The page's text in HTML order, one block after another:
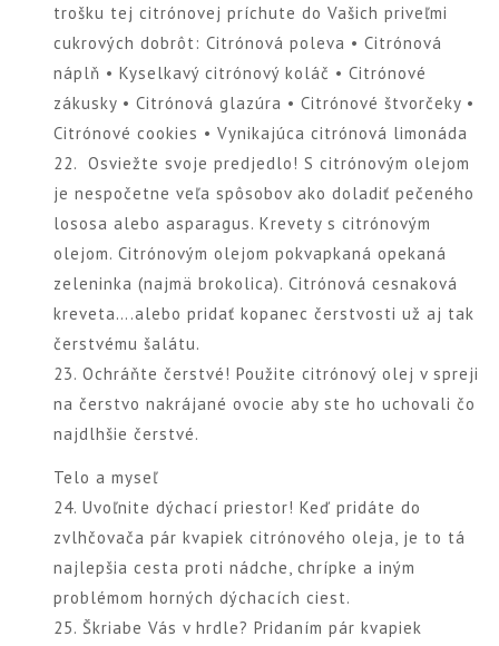
trošku tej citrónovej príchute do Vašich priveľmi
cukrových dobrôt: Citrónová poleva • Citrónová
náplň • Kyselkavý citrónový koláč • Citrónové
zákusky • Citrónová glazúra • Citrónové štvorčeky •
Citrónové cookies • Vynikajúca citrónová limonáda
22. Osviežte svoje predjedlo! S citrónovým olejom
je nespočetne veľa spôsobov ako doladiť pečeného
lososa alebo asparagus. Krevety s citrónovým
olejom. Citrónovým olejom pokvapkaná opekaná
zeleninka (najmä brokolica). Citrónová cesnaková
kreveta….alebo pridať kopanec čerstvosti už aj tak
čerstvému šalátu.
23. Ochráňte čerstvé! Použite citrónový olej v spreji
na čerstvo nakrájané ovocie aby ste ho uchovali čo
najdlhšie čerstvé.
Telo a myseľ
24. Uvoľnite dýchací priestor! Keď pridáte do
zvlhčovača pár kvapiek citrónového oleja, je to tá
najlepšia cesta proti nádche, chrípke a iným
problémom horných dýchacích ciest.
25. Škriabe Vás v hrdle? Pridaním pár kvapiek